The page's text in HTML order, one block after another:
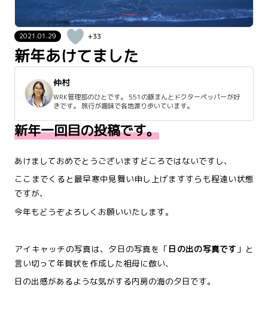
2021.01.29 +33
新年あけてました
仲村
WRK管理部のひとです。 551の豚まんとドクターペッパーが好
きです。 旅行が趣味で各地渡り歩いています。
新年一回目の投稿です。
あけましておめでとうございますどころではないですし、
ここまでくると最早寒中見舞い申し上げますすらも程遠い状態
ですが、
今年もどうぞよろしくお願いいたします。
アイキャッチの写真は、夕日の写真を「日の出の写真です 」と
言い切って年賀状を作成した祖母に倣い、
日の出感があるような気がする内房の海の夕日です。